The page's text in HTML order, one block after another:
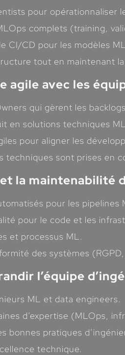
pour opérationnaliser
complets (training,
CI/CD pour les modèles
tout en maintenant
agile avec les
qui gèrent les
en solutions techniques
pour aligner les
techniques sont prises en
la maintenabilité
pour les pipelines
pour le code et les
et processus ML.
des systèmes
l’équipe
ML et data engineers.
d’expertise (MLOps,
bonnes pratiques
technique.